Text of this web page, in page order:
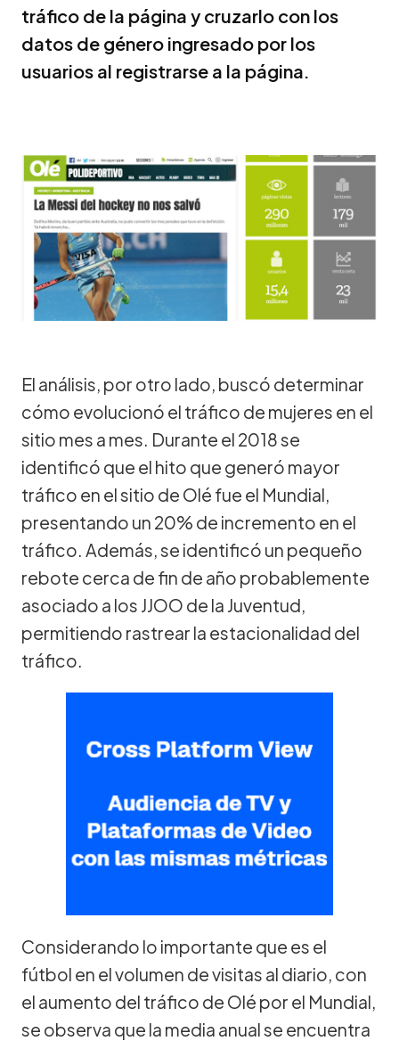
tráfico de la página y cruzarlo con los
datos de género ingresado por los
usuarios al registrarse a la página.
El análisis, por otro lado, buscó determinar
cómo evolucionó el tráfico de mujeres en el
sitio mes a mes. Durante el 2018 se
identificó que el hito que generó mayor
tráfico en el sitio de Olé fue el Mundial,
presentando un 20% de incremento en el
tráfico. Además, se identificó un pequeño
rebote cerca de fin de año probablemente
asociado a los JJOO de la Juventud,
permitiendo rastrear la estacionalidad del
tráfico.
Considerando lo importante que es el
fútbol en el volumen de visitas al diario, con
el aumento del tráfico de Olé por el Mundial,
se observa que la media anual se encuentra